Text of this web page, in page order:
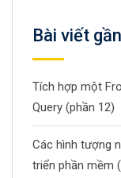
Bài viết
Tích hợp một
Query (phần 12)
Các hình tượng
triển phần mềm